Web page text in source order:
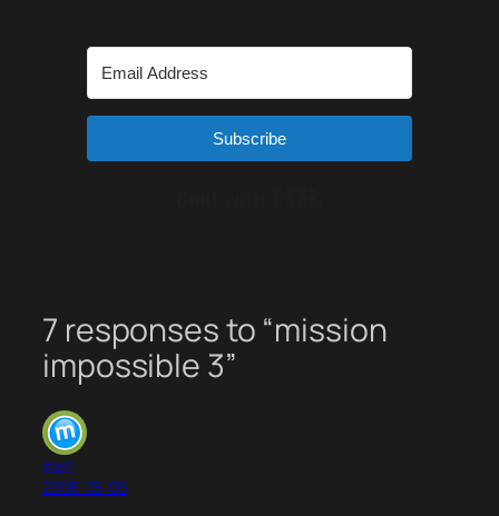
Subscribe
7 responses to “mission
impossible 3”
mefi
2006-05-06